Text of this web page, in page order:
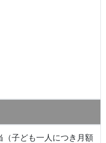
子ども一人につき月額